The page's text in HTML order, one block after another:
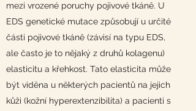
mezi vrozené poruchy pojivové tkáně. U
EDS genetické mutace způsobují u určité
části pojivové tkáně (závisí na typu EDS,
ale často je to nějaký z druhů kolagenu)
elasticitu a křehkost. Tato elasticita může
být viděna u některých pacientů na jejich
kůži (kožní hyperextenzibilita) a pacienti s